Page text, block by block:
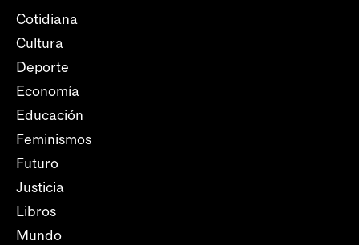
Cotidiana
Cultura
Deporte
Economía
Educación
Feminismos
Futuro
Justicia
Libros
Mundo